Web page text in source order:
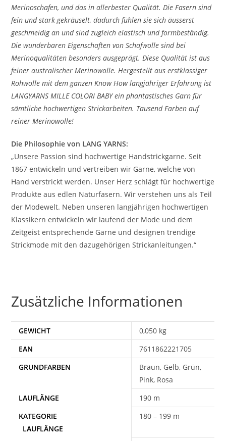
Merinoschafen, und das in allerbester Qualität. Die Fasern sind
fein und stark gekräuselt, dadurch fühlen sie sich äusserst
geschmeidig an und sind zugleich elastisch und formbeständig.
Die wunderbaren Eigenschaften von Schafwolle sind bei
Merinoqualitäten besonders ausgeprägt. Diese Qualität ist aus
feiner australischer Merinowolle. Hergestellt aus erstklassiger
Rohwolle mit dem ganzen Know How langjähriger Erfahrung ist
LANGYARNS MILLE COLORI BABY ein phantastisches Garn für
sämtliche hochwertigen Strickarbeiten. Tausend Farben auf
reiner Merinowolle!
Die Philosophie von LANG YARNS:
„Unsere Passion sind hochwertige Handstrickgarne. Seit
1867 entwickeln und vertreiben wir Garne, welche von
Hand verstrickt werden. Unser Herz schlägt für hochwertige
Produkte aus edlen Naturfasern. Wir verstehen uns als Teil
der Modewelt. Neben unseren langjährigen hochwertigen
Klassikern entwickeln wir laufend der Mode und dem
Zeitgeist entsprechende Garne und designen trendige
Strickmode mit den dazugehörigen Strickanleitungen.“
Zusätzliche Informationen
GEWICHT
0,050 kg
EAN
7611862221705
Braun, Gelb, Grün,
Pink, Rosa
190 m
180 – 199 m